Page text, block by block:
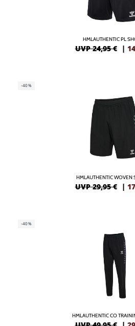
HMLAUTHENTIC PL
UVP 24,95 € |
-40%
HMLAUTHENTIC WOVEN
UVP 29,95 € |
-40%
HMLAUTHENTIC CO